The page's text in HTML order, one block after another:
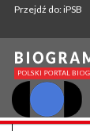
Przejdź do: iPSB